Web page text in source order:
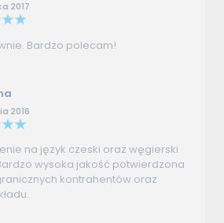
2017
Bardzo polecam!
2016
na język czeski oraz węgierski
wysoka jakość potwierdzona
kontrahentów oraz